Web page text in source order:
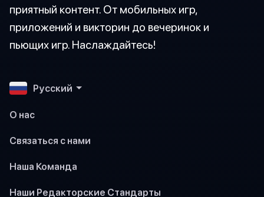
приятный контент. От мобильных игр,
приложений и викторин до вечеринок и
пьющих игр. Наслаждайтесь!
Pусский
О нас
Связаться с нами
Наша Команда
Наши Редакторские Стандарты